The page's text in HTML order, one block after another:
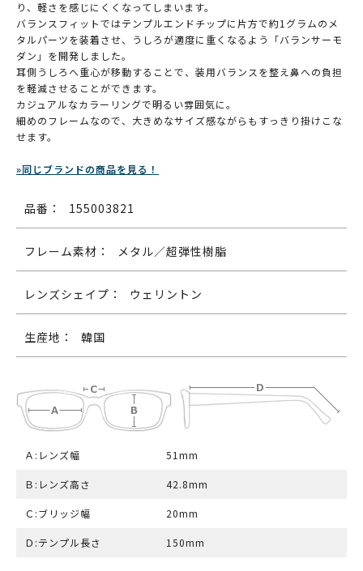
り、軽さを感じにくくなってしまいます。
バランスフィットではテンプルエンドチップに片方で約1グラムのメ
タルパーツを装着させ、うしろが適度に重くなるよう「バランサーモ
ダン」を開発しました。
耳側うしろへ重心が移動することで、装用バランスを整え鼻への負担
を軽減させることができます。
カジュアルなカラーリングで明るい雰囲気に。
細めのフレームなので、大きめなサイズ感ながらもすっきり掛けこな
せます。
»同じブランドの商品を見る！
品番： 155003821
フレーム素材： メタル／超弾性樹脂
レンズシェイプ： ウェリントン
生産地： 韓国
Ａ:レンズ幅 51mm
Ｂ:レンズ高さ 42.8mm
Ｃ:ブリッジ幅 20mm
Ｄ:テンプル長さ 150mm